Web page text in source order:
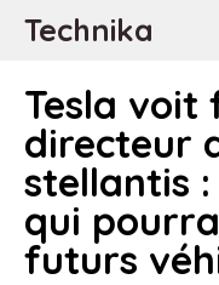
AllerTechnika
Tesla voit
directeur
stellantis
qui
futurs